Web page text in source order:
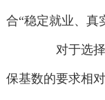
合“稳定就业、真
对于选择
保基数的要求相